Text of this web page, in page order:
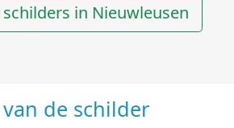
in Nieuwleusen
de schilder